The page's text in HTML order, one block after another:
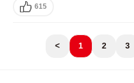
615
< 1 2 3